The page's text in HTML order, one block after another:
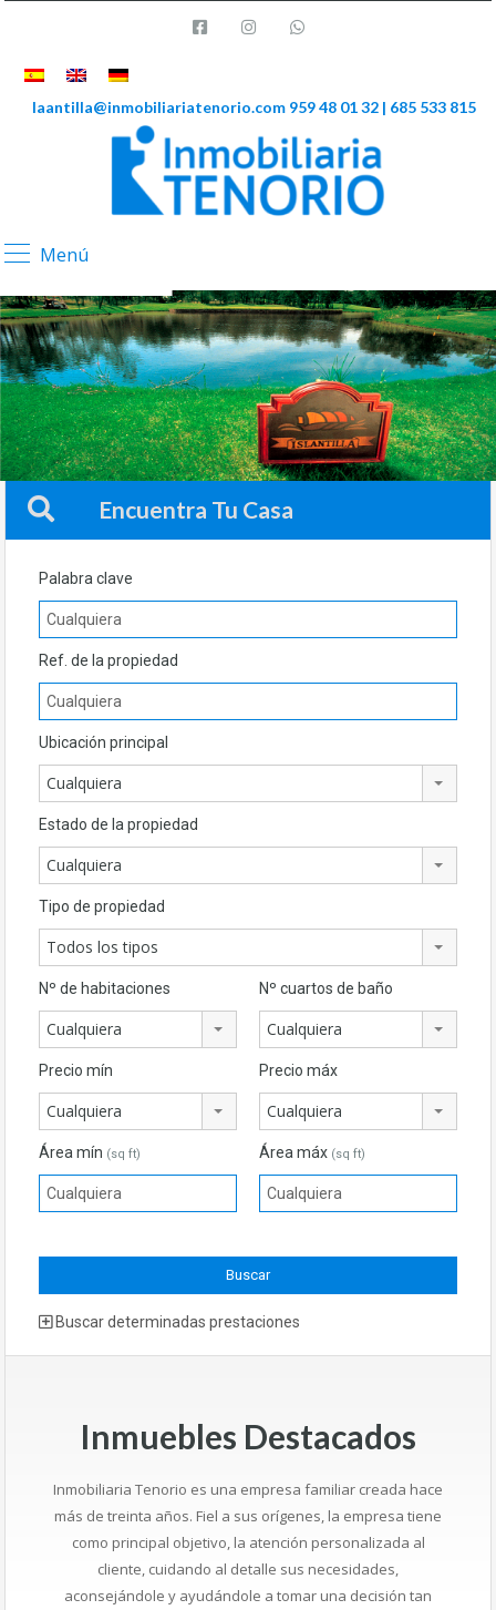
laantilla@inmobiliariatenorio.com 959 48 01 32 | 685 533 815
Menú
Encuentra Tu Casa
Palabra clave
Ref. de la propiedad
Ubicación principal
Cualquiera
Estado de la propiedad
Cualquiera
Tipo de propiedad
Todos los tipos
Nº de habitaciones
Cualquiera
Nº cuartos de baño
Cualquiera
Precio mín
Cualquiera
Precio máx
Cualquiera
Área mín (sq ft) Área máx (sq ft)
Buscar determinadas prestaciones
Inmuebles Destacados
Inmobiliaria Tenorio es una empresa familiar creada hace
más de treinta años. Fiel a sus orígenes, la empresa tiene
como principal objetivo, la atención personalizada al
cliente, cuidando al detalle sus necesidades,
aconsejándole y ayudándole a tomar una decisión tan